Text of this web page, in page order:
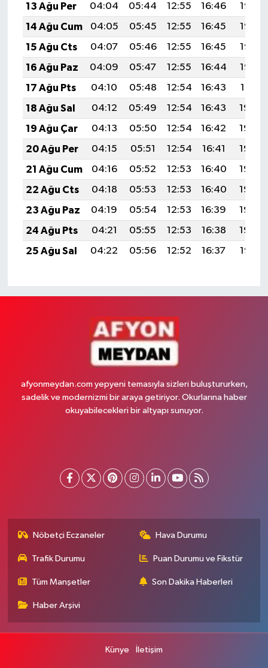
13 Ağu Per
04:04 05:44 12:55 16:46
19:56
14 Ağu Cum
04:05 05:45 12:55 16:45
19:55
15 Ağu Cts
04:07 05:46 12:55 16:45
19:53
16 Ağu Paz
04:09 05:47 12:55 16:44
19:52
17 Ağu Pts
04:10 05:48 12:54 16:43
19:51
18 Ağu Sal
04:12 05:49 12:54 16:43
19:49
19 Ağu Çar
04:13 05:50 12:54 16:42
19:48
20 Ağu Per
04:15 05:51 12:54 16:41
19:46
21 Ağu Cum
04:16 05:52 12:53 16:40
19:45
22 Ağu Cts
04:18 05:53 12:53 16:40
19:43
23 Ağu Paz
04:19 05:54 12:53 16:39
19:42
24 Ağu Pts
04:21 05:55 12:53 16:38
19:40
25 Ağu Sal
04:22 05:56 12:52 16:37 19:38
afyonmeydan.com yepyeni temasıyla sizleri buluştururken,
sadelik ve modernizmi bir araya getiriyor. Okurlarına haber
okuyabilecekleri bir altyapı sunuyor.
Nöbetçi Eczaneler Hava Durumu
Trafik Durumu Puan Durumu ve Fikstür
Tüm Manşetler Son Dakika Haberleri
Haber Arşivi
Künye İletişim